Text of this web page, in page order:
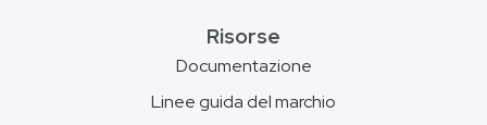
Risorse
Documentazione
Linee guida del marchio